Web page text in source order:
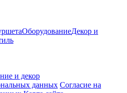
ОборудованиеДекор и
и декор
данных Согласие на